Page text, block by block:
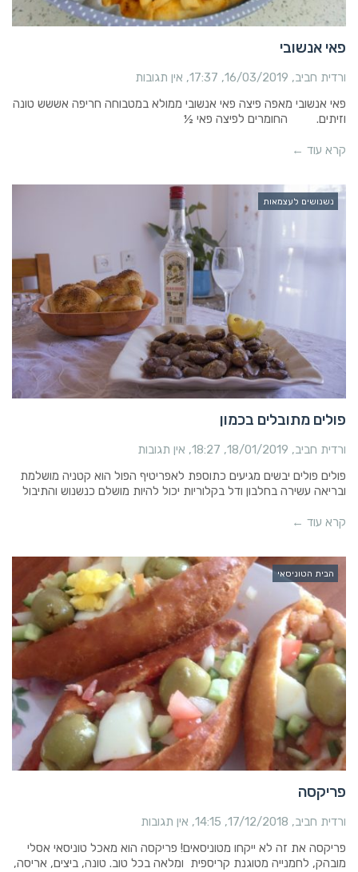
פאי אנשובי
ורדית חביב 16/03/2019
17:37 אין תגובות
פאי אנשובי מאפה פיצה פאי אנשובי ממולא במטבוחה חריפה אששש טונה
וזיתים. החומרים לפיצה פאי ½
קרא עוד ←
נשנושים לעצמאות
פולים מתובלים בכמון
ורדית חביב 18/01/2019
18:27 אין תגובות
פולים פולים יבשים מגיעים כתוספת לאפריטיף הפול הוא קטניה מושלמת
ובריאה עשירה בחלבון ודל בקלוריות יכול להיות מושלם כנשנוש והתיבול
קרא עוד ←
הבית הטוניסאי
פריקסה
ורדית חביב 17/12/2018
14:15 אין תגובות
פריקסה את זה לא ייקחו מטוניסאים! פריקסה הוא מאכל טוניסאי אסלי
מובהק, לחמנייה מטוגנת קריספית ומלאה בכל טוב. טונה, ביצים, אריסה,